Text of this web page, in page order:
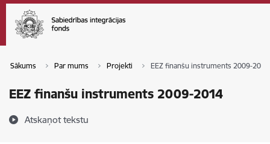
Sākums Par mums Projekti EEZ finanšu instruments 2009-2014
EEZ finanšu instruments 2009-2014
Atskaņot tekstu